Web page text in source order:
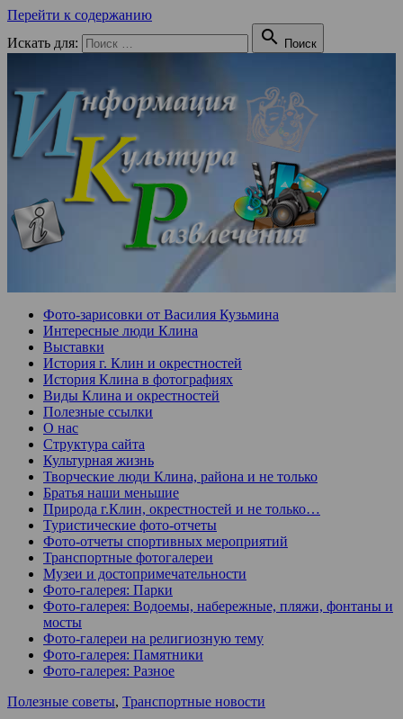
Перейти к содержанию
Искать для:
 Поиск
Фото-зарисовки от Василия Кузьмина
Интересные люди Клина
Выставки
История г. Клин и окрестностей
История Клина в фотографиях
Виды Клина и окрестностей
Полезные ссылки
О нас
Структура сайта
Культурная жизнь
Творческие люди Клина, района и не только
Братья наши меньшие
Природа г.Клин, окрестностей и не только…
Туристические фото-отчеты
Фото-отчеты спортивных мероприятий
Транспортные фотогалереи
Музеи и достопримечательности
Фото-галерея: Парки
Фото-галерея: Водоемы, набережные, пляжи, фонтаны и
мосты
Фото-галереи на религиозную тему
Фото-галерея: Памятники
Фото-галерея: Разное
Полезные советы, Транспортные новости